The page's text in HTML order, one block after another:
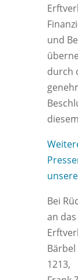
und
durch
Bei
an
1213,